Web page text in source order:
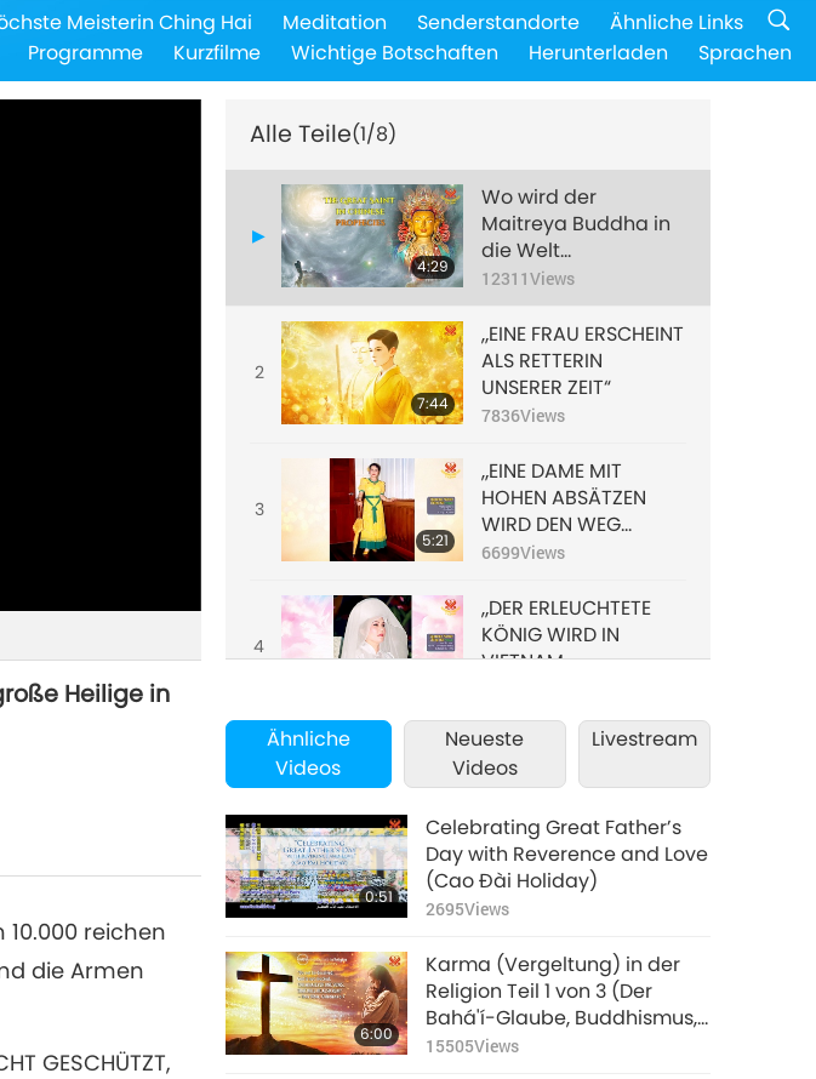
Meisterin Ching Hai Meditation Senderstandorte
Ähnliche Links
Programme Kurzfilme Wichtige Botschaften Herunterladen Sprachen
Heilige in
reichen
die Armen
GESCHÜTZT,
Alle Teile(1/8)
4:29
Wo wird der
Maitreya Buddha in
die Welt
herabsteigen? Der
große Heilige in
chinesischen
Prophezeiungen
12311Views
2
7:44
„EINE FRAU ERSCHEINT
ALS RETTERIN
UNSERER ZEIT“
7836Views
3
5:21
„EINE DAME MIT
HOHEN ABSÄTZEN
WIRD DEN WEG
WEISEN“
6699Views
4
„DER ERLEUCHTETE
KÖNIG WIRD IN
VIETNAM
LẠC)“
5
„DER MAITREYA
BUDDHA WIRD EIN
(VIETNAMESE) SEIN“
7299Views
6
DIE RELIGION DES
NAMENS DER MEERE
8942Views
7
DAS WAHRE WESEN
WIRD AUS HSIHU
Ähnliche
Videos
Neueste
Videos
Livestream
0:51
Celebrating Great Father’s
Day with Reverence and Love
(Cao Đài Holiday)
2695Views
6:00
Karma (Vergeltung) in der
Religion Teil 1 von 3 (Der
Bahá'í-Glaube, Buddhismus,
Christentum, Griechische
15505Views